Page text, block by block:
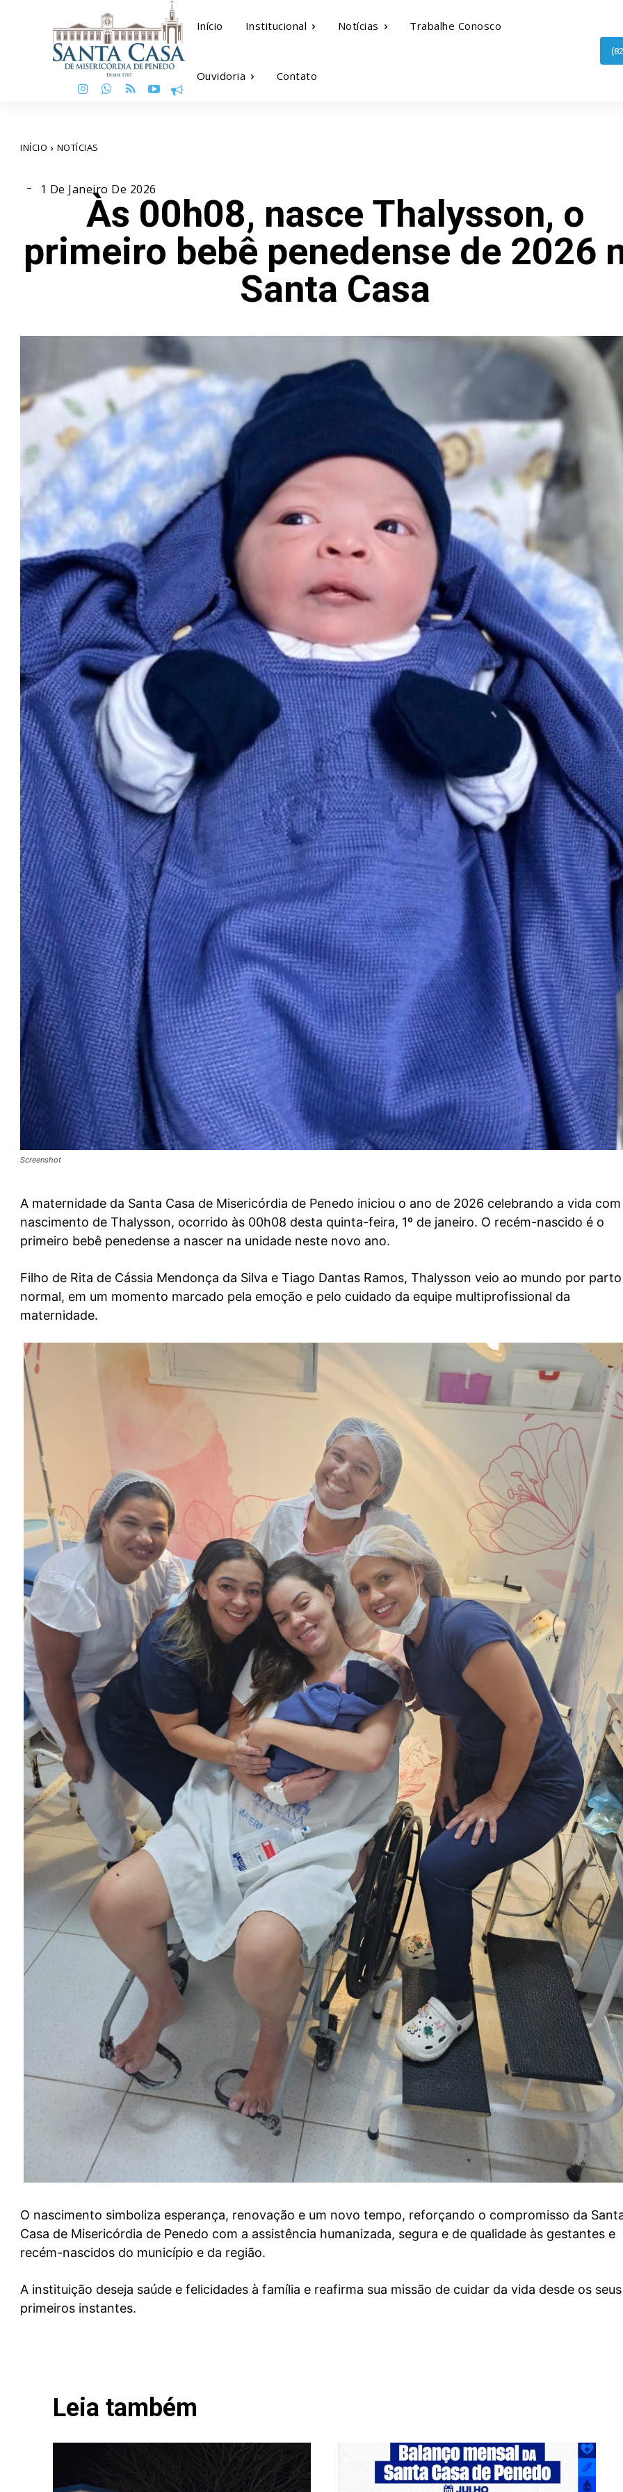
Início Institucional Notícias Trabalhe Conosco
Ouvidoria Contato
INÍCIO NOTÍCIAS
1 De Janeiro De 2026
Às 00h08, nasce Thalysson, o
primeiro bebê penedense de 2026
Santa Casa
Screenshot
A maternidade da Santa Casa de Misericórdia de Penedo iniciou o ano de 2026 celebrando a vida
nascimento de Thalysson, ocorrido às 00h08 desta quinta-feira, 1º de janeiro. O recém-nascido é o
primeiro bebê penedense a nascer na unidade neste novo ano.
Filho de Rita de Cássia Mendonça da Silva e Tiago Dantas Ramos, Thalysson veio ao mundo por parto
normal, em um momento marcado pela emoção e pelo cuidado da equipe multiprofissional da
maternidade.
O nascimento simboliza esperança, renovação e um novo tempo, reforçando o compromisso da
Casa de Misericórdia de Penedo com a assistência humanizada, segura e de qualidade às gestantes e
recém-nascidos do município e da região.
A instituição deseja saúde e felicidades à família e reafirma sua missão de cuidar da vida desde os seus
primeiros instantes.
Leia também